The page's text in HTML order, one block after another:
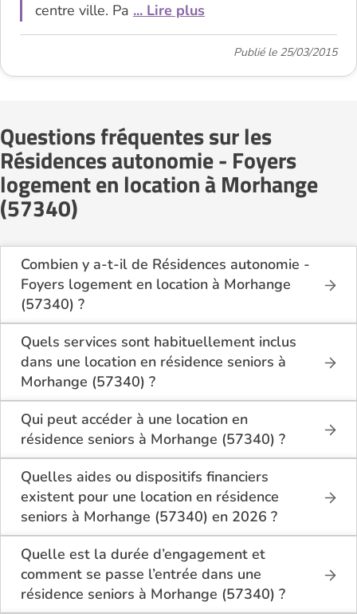
centre ville. Pa ... Lire plus
Publié le 25/03/2015
Questions fréquentes sur les
Résidences autonomie - Foyers
logement en location à Morhange
(57340)
Combien y a-t-il de Résidences autonomie -
Foyers logement en location à Morhange
(57340) ?
Sur le site Logement-seniors.com, on recense
actuellement 1 Résidences autonomie - Foyers
logement en location à Morhange (57340).
Quels services sont habituellement inclus
dans une location en résidence seniors à
Morhange (57340) ?
En location à Morhange (57340), la résidence
seniors inclut généralement : l’entretien des espaces
communs, l’accès à des activités, la présence d’un
accueil / surveillance, la restauration ou service
repas optionnel. Certains services sont optionnels et
peuvent faire monter le tarif.
Qui peut accéder à une location en
résidence seniors à Morhange (57340) ?
La location en résidence seniors à Morhange
(57340) s’adresse aux personnes autonomes
souhaitant un logement adapté, sécurisé et
convivial. Il est conseillé d’avoir environ 60 ans ou
plus, bien que chaque résidence fixe ses conditions.
Des prestations complémentaires peuvent être
proposées pour un accompagnement léger.
Quelles aides ou dispositifs financiers
existent pour une location en résidence
seniors à Morhange (57340) en 2026 ?
Selon les revenus et la situation, il est possible à
Morhange (57340) de bénéficier d’aides telles que :
l’APL (allocation personnalisée au logement), ou
selon le dispositif local, des aides communales
départementales. Il est conseillé de bien se
Quelle est la durée d’engagement et
comment se passe l’entrée dans une
résidence seniors à Morhange (57340) ?